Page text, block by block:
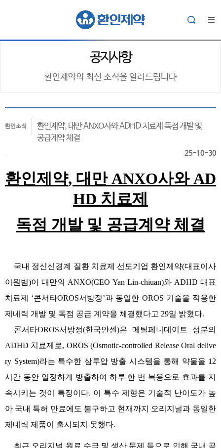
공지사항
환인제약의 최신 소식을 알려드립니다
환인소식
환인제약, 대만 ANXO사와 ADHD 치료제 독점 개발 및
공급계약 체결
25-10-30
환인제약, 대만ANXO사와AD
HD 치료제
독점 개발 및 공급계약 체결
국내 정신신경계 질환 치료제 선도기업 환인제약(대표이사
이원범)이 대만의 ANXO(CEO Yan Lin-chiuan)와 ADHD대표
치료제 ‘콘서타OROS서방정’과 동일한 OROS 기술을 적용한
제네릭 개발 및 독점 공급 계약을 체결했다고 29일 밝혔다.
콘서타OROS서방정(한국얀센)은 메틸페니데이트 성분의
ADHD 치료제로, OROS (Osmotic-controlled Release Oral delive
ry System)라는 특수한 삼투압 방출 시스템을 통해 약물을 12
시간 동안 일정하게 방출하여 하루 한 번 복용으로 효과를 지
속시키는 것이 특징이다. 이 특수 제형은 기술적 난이도가 높
아 국내 특허 만료에도 불구하고 현재까지 오리지널과 동일한
제네릭 제품이 출시되지 못했다.
최근 오리지널 원료 수급 및 생산 문제 등으로 인해 국내 공